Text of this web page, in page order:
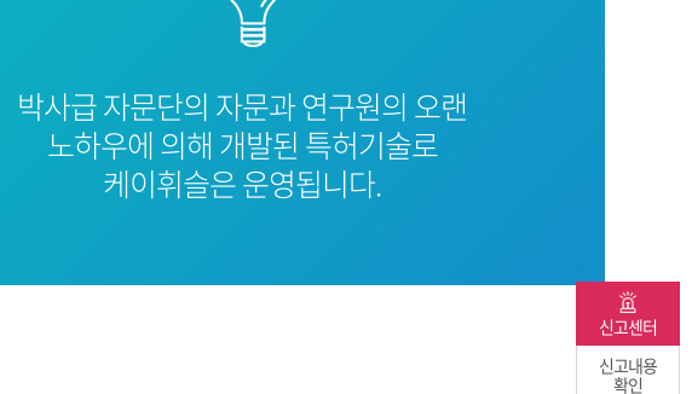
박사급 자문단의 자문과 연구원의 오랜
노하우에 의해 개발된 특허기술로
케이휘슬은 운영됩니다.
신고센터
신고내용
확인